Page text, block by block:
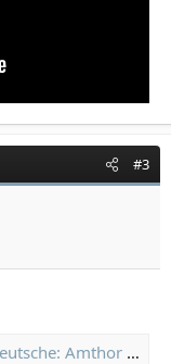
#3
bohrender Schwachkopf"